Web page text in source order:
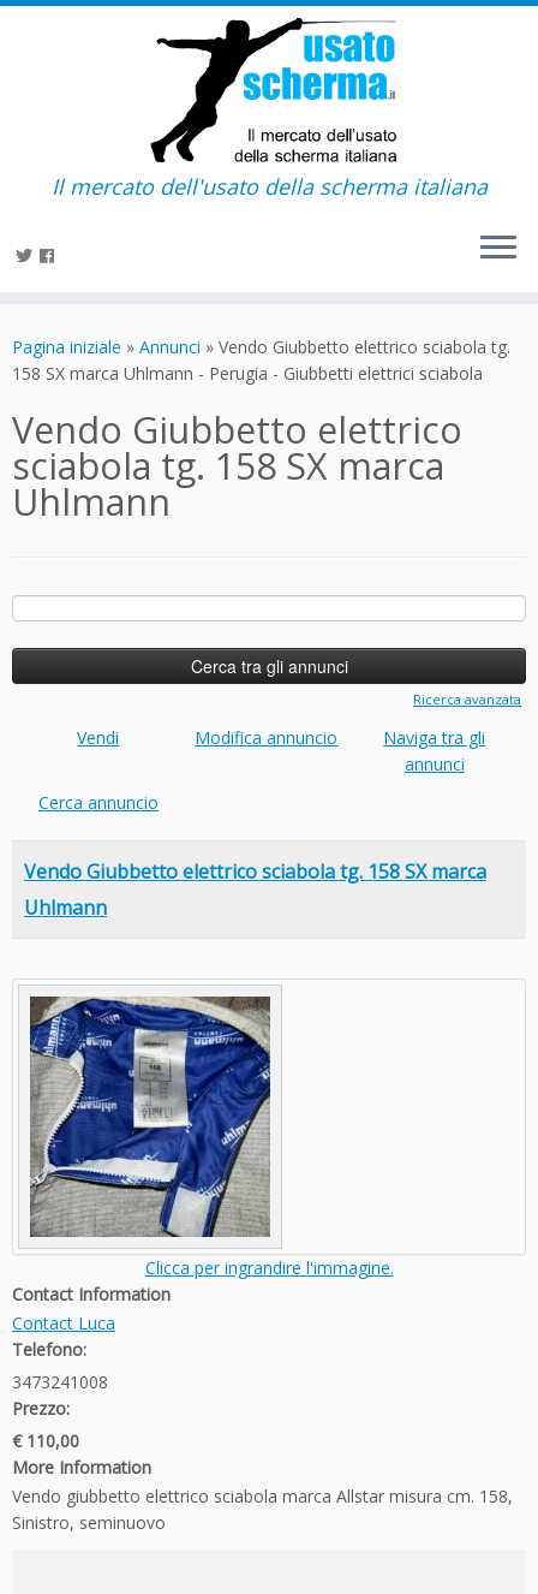
contenuto
Il mercato dell'usato della scherma italiana
Pagina iniziale » Annunci » Vendo Giubbetto elettrico sciabola tg.
158 SX marca Uhlmann - Perugia - Giubbetti elettrici sciabola
Vendo Giubbetto elettrico
sciabola tg. 158 SX marca
Uhlmann
Ricerca
Ricerca avanzata
Vendi Modifica annuncio
Naviga tra gli
annunci
Cerca annuncio
Vendo Giubbetto elettrico sciabola tg. 158 SX marca
Uhlmann
Clicca per ingrandire l'immagine.
Contact Information
Contact Luca
Telefono:
3473241008
Prezzo:
€ 110,00
More Information
Vendo giubbetto elettrico sciabola marca Allstar misura cm. 158,
Sinistro, seminuovo